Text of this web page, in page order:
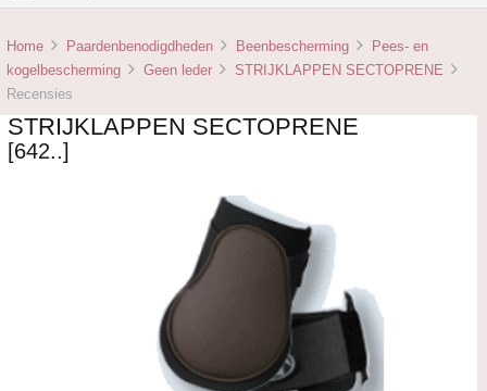
Home Paardenbenodigdheden Beenbescherming
Pees- en
kogelbescherming
Geen leder
STRIJKLAPPEN SECTOPRENE
Recensies
STRIJKLAPPEN SECTOPRENE
[642..]